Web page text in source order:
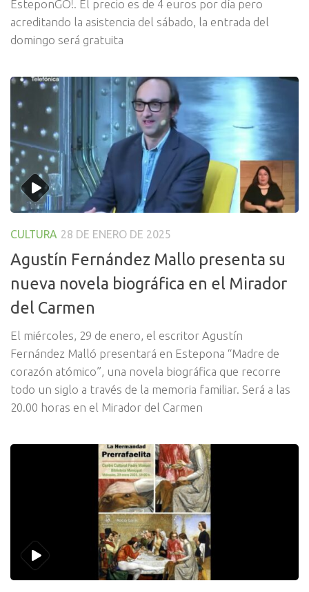
EsteponGO!. El precio es de 4 euros por día pero
acreditando la asistencia del sábado, la entrada del
domingo será gratuita
CULTURA 28 DE ENERO DE 2025
Agustín Fernández Mallo presenta su
nueva novela biográfica en el Mirador
del Carmen
El miércoles, 29 de enero, el escritor Agustín
Fernández Malló presentará en Estepona “Madre de
corazón atómico”, una novela biográfica que recorre
todo un siglo a través de la memoria familiar. Será a las
20.00 horas en el Mirador del Carmen